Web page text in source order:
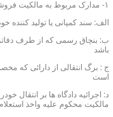
۱- مدارک مربوط به مالکیت فروشنده که عبارتند از
الف: سند کمپانی یا تولید کننده
ب: بنچاق رسمی که از طرف
باشد
ج : برگ انتقالی از دارائی که
است
د: اجرائیه دادگاه ها بر انتقال
مالکیت محکوم علیه واخذ